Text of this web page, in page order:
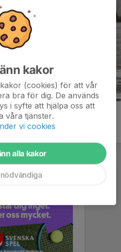
kakor
(cookies) för att vår
bra för dig. De används
i syfte att hjälpa oss att
våra tjänster.
vi cookies
alla kakor